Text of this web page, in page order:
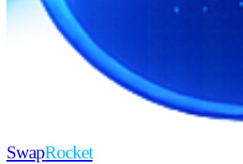
SwapRocket